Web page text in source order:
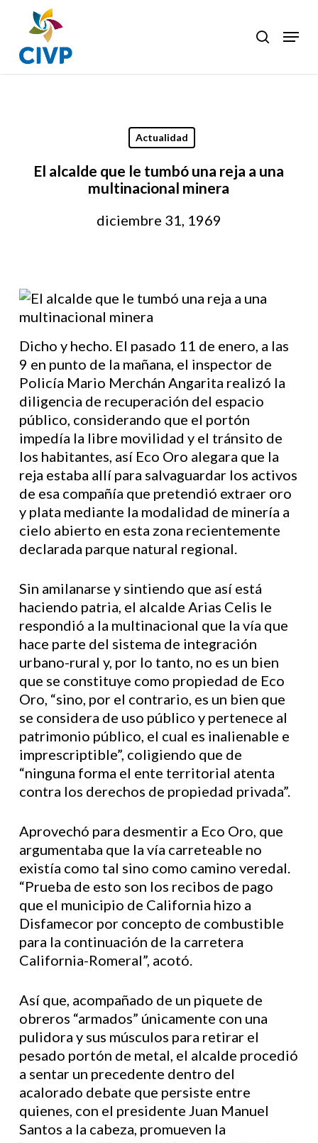
main
content
search
Menu
Actualidad
El alcalde que le tumbó una reja a una
multinacional minera
diciembre 31, 1969
Dicho y hecho. El pasado 11 de enero, a las
9 en punto de la mañana, el inspector de
Policía Mario Merchán Angarita realizó la
diligencia de recuperación del espacio
público, considerando que el portón
impedía la libre movilidad y el tránsito de
los habitantes, así Eco Oro alegara que la
reja estaba allí para salvaguardar los activos
de esa compañía que pretendió extraer oro
y plata mediante la modalidad de minería a
cielo abierto en esta zona recientemente
declarada parque natural regional.
Sin amilanarse y sintiendo que así está
haciendo patria, el alcalde Arias Celis le
respondió a la multinacional que la vía que
hace parte del sistema de integración
urbano-rural y, por lo tanto, no es un bien
que se constituye como propiedad de Eco
Oro, “sino, por el contrario, es un bien que
se considera de uso público y pertenece al
patrimonio público, el cual es inalienable e
imprescriptible”, coligiendo que de
“ninguna forma el ente territorial atenta
contra los derechos de propiedad privada”.
Aprovechó para desmentir a Eco Oro, que
argumentaba que la vía carreteable no
existía como tal sino como camino veredal.
“Prueba de esto son los recibos de pago
que el municipio de California hizo a
Disfamecor por concepto de combustible
para la continuación de la carretera
California-Romeral”, acotó.
Así que, acompañado de un piquete de
obreros “armados” únicamente con una
pulidora y sus músculos para retirar el
pesado portón de metal, el alcalde procedió
a sentar un precedente dentro del
acalorado debate que persiste entre
quienes, con el presidente Juan Manuel
Santos a la cabeza, promueven la
Close